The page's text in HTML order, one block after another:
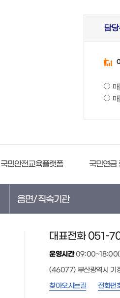
담
국민안전교육플랫폼 국민연금
읍면/직속기관
대표전화 051-
운영시간09:00~18:00(
(46077) 부산광역시 기
찾아오시는길
전화번